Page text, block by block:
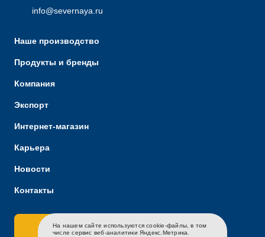
EN CH
info@severnaya.ru
Наше производство
Продукты и бренды
Компания
Экспорт
Интернет-магазин
Карьера
Новости
Контакты
Связаться с нами
На нашем сайте используются cookie-файлы, в том
числе сервис веб-аналитики Яндекс.Метрика.